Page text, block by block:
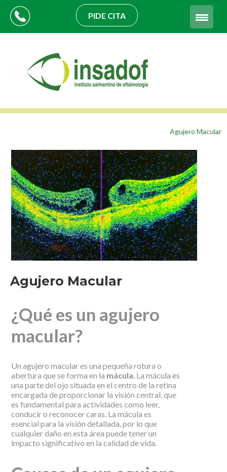
PIDE CITA
Agujero Macular
Agujero Macular
¿Qué es un agujero
macular?
Un agujero macular es una pequeña rotura o
abertura que se forma en la mácula. La mácula es
una parte del ojo situada en el centro de la retina
encargada de proporcionar la visión central, que
es fundamental para actividades como leer,
conducir o reconocer caras. La mácula es
esencial para la visión detallada, por lo que
cualquier daño en esta área puede tener un
impacto significativo en la calidad de vida.